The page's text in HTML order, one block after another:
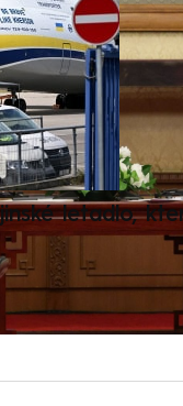
letadlo,